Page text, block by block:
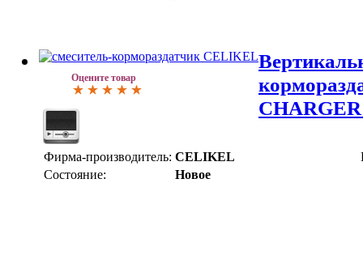
Оцените товар
Фирма-производитель: CELIKEL
Состояние:
Новое